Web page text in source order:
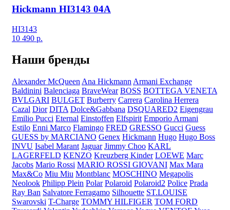
Hickmann HI3143 04A
HI3143
10 490 р.
Наши бренды
Alexander McQueen Ana Hickmann Armani Exchange
Baldinini Balenciaga BraveWear BOSS BOTTEGA VENETA
BVLGARI BULGET Burberry Carrera Carolina Herrera
Cazal Dior DITA Dolce&Gabbana DSQUARED2 Eigengrau
Emilio Pucci Eternal Einstoffen Elfspirit Emporio Armani
Estilo Enni Marco Flamingo FRED GRESSO Gucci Guess
GUESS by MARCIANO Genex Hickmann Hugo Hugo Boss
INVU Isabel Marant Jaguar Jimmy Choo KARL
LAGERFELD KENZO Kreuzberg Kinder LOEWE Marc
Jacobs Mario Rossi MARIO ROSSI GIOVANI Max Mara
Max&Co Miu Miu Montblanc MOSCHINO Megapolis
Neolook Philipp Plein Polar Polaroid Polaroid2 Police Prada
Ray Ban Salvatore Ferragamo Silhouette ST.LOUISE
Swarovski T-Charge TOMMY HILFIGER TOM FORD